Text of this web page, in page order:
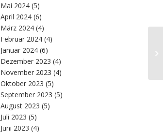
Mai 2024 (5)
April 2024 (6)
März 2024 (4)
Februar 2024 (4)
Januar 2024 (6)
Dezember 2023 (4)
November 2023 (4)
Oktober 2023 (5)
September 2023 (5)
August 2023 (5)
Juli 2023 (5)
Juni 2023 (4)